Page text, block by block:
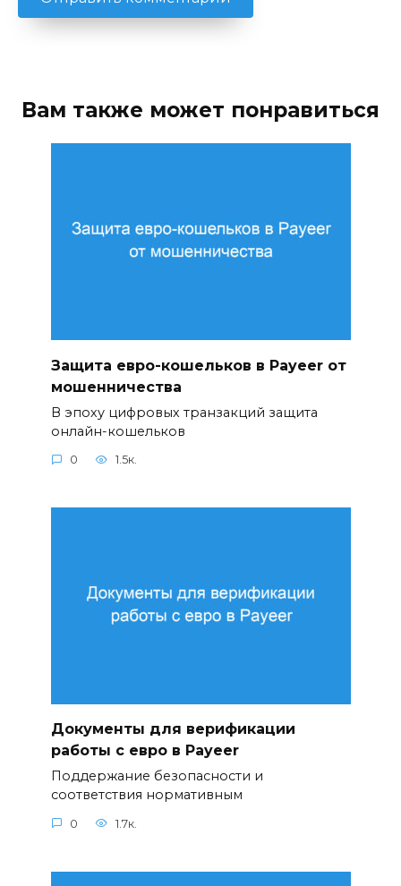
Вам также может понравиться
Защита евро-кошельков в Payeer от
мошенничества
В эпоху цифровых транзакций защита
онлайн-кошельков
0 1.5к.
Документы для верификации
работы с евро в Payeer
Поддержание безопасности и
соответствия нормативным
0 1.7к.